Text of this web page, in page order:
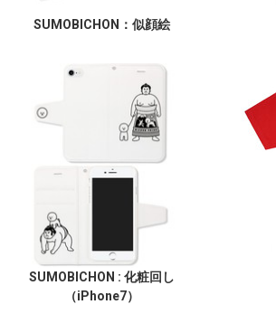
SUMOBICHON：似顔絵
SUMOBICHON : 化粧回し
（iPhone7）